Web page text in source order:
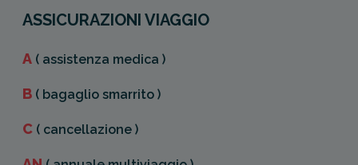
ASSICURAZIONI VIAGGIO
A ( assistenza medica )
B ( bagaglio smarrito )
C ( cancellazione )